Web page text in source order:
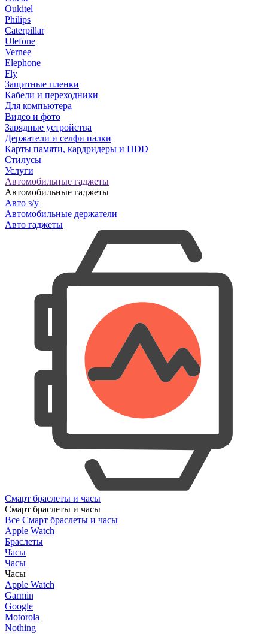
Oukitel
Philips
Caterpillar
Ulefone
Vernee
Elephone
Fly
Защитные пленки
Кабели и переходники
Для компьютера
Видео и фото
Зарядные устройства
Держатели и селфи палки
Карты памяти, кардридеры и HDD
Стилусы
Услуги
Автомобильные гаджеты
Автомобильные гаджеты
Авто з/у
Автомобильные держатели
Авто гаджеты
Смарт браслеты и часы
Смарт браслеты и часы
Все Смарт браслеты и часы
Apple Watch
Браслеты
Часы
Часы
Часы
Apple Watch
Garmin
Google
Motorola
Nothing